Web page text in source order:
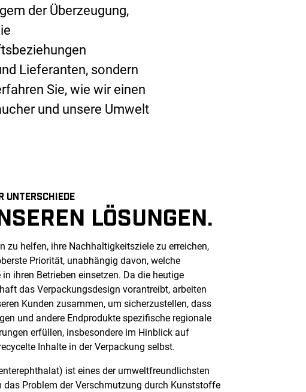
der Überzeugung,
Lieferanten, sondern
Sie, wie wir einen
und unsere Umwelt
UNTERSCHIEDE
LÖSUNGEN.
zu helfen, ihre Nachhaltigkeitsziele zu erreichen,
Priorität, unabhängig davon, welche
ihren Betrieben einsetzen. Da die heutige
das Verpackungsdesign vorantreibt, arbeiten
Kunden zusammen, um sicherzustellen, dass
und andere Endprodukte spezifische regionale
erfüllen, insbesondere im Hinblick auf
Inhalte in der Verpackung selbst.
ist eines der umweltfreundlichsten
das Problem der Verschmutzung durch Kunststoffe